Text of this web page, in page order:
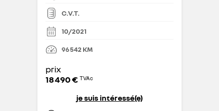
C.V.T.
10/2021
96 542 KM
prix
18 490 € TVAc
je suis intéressé(e)